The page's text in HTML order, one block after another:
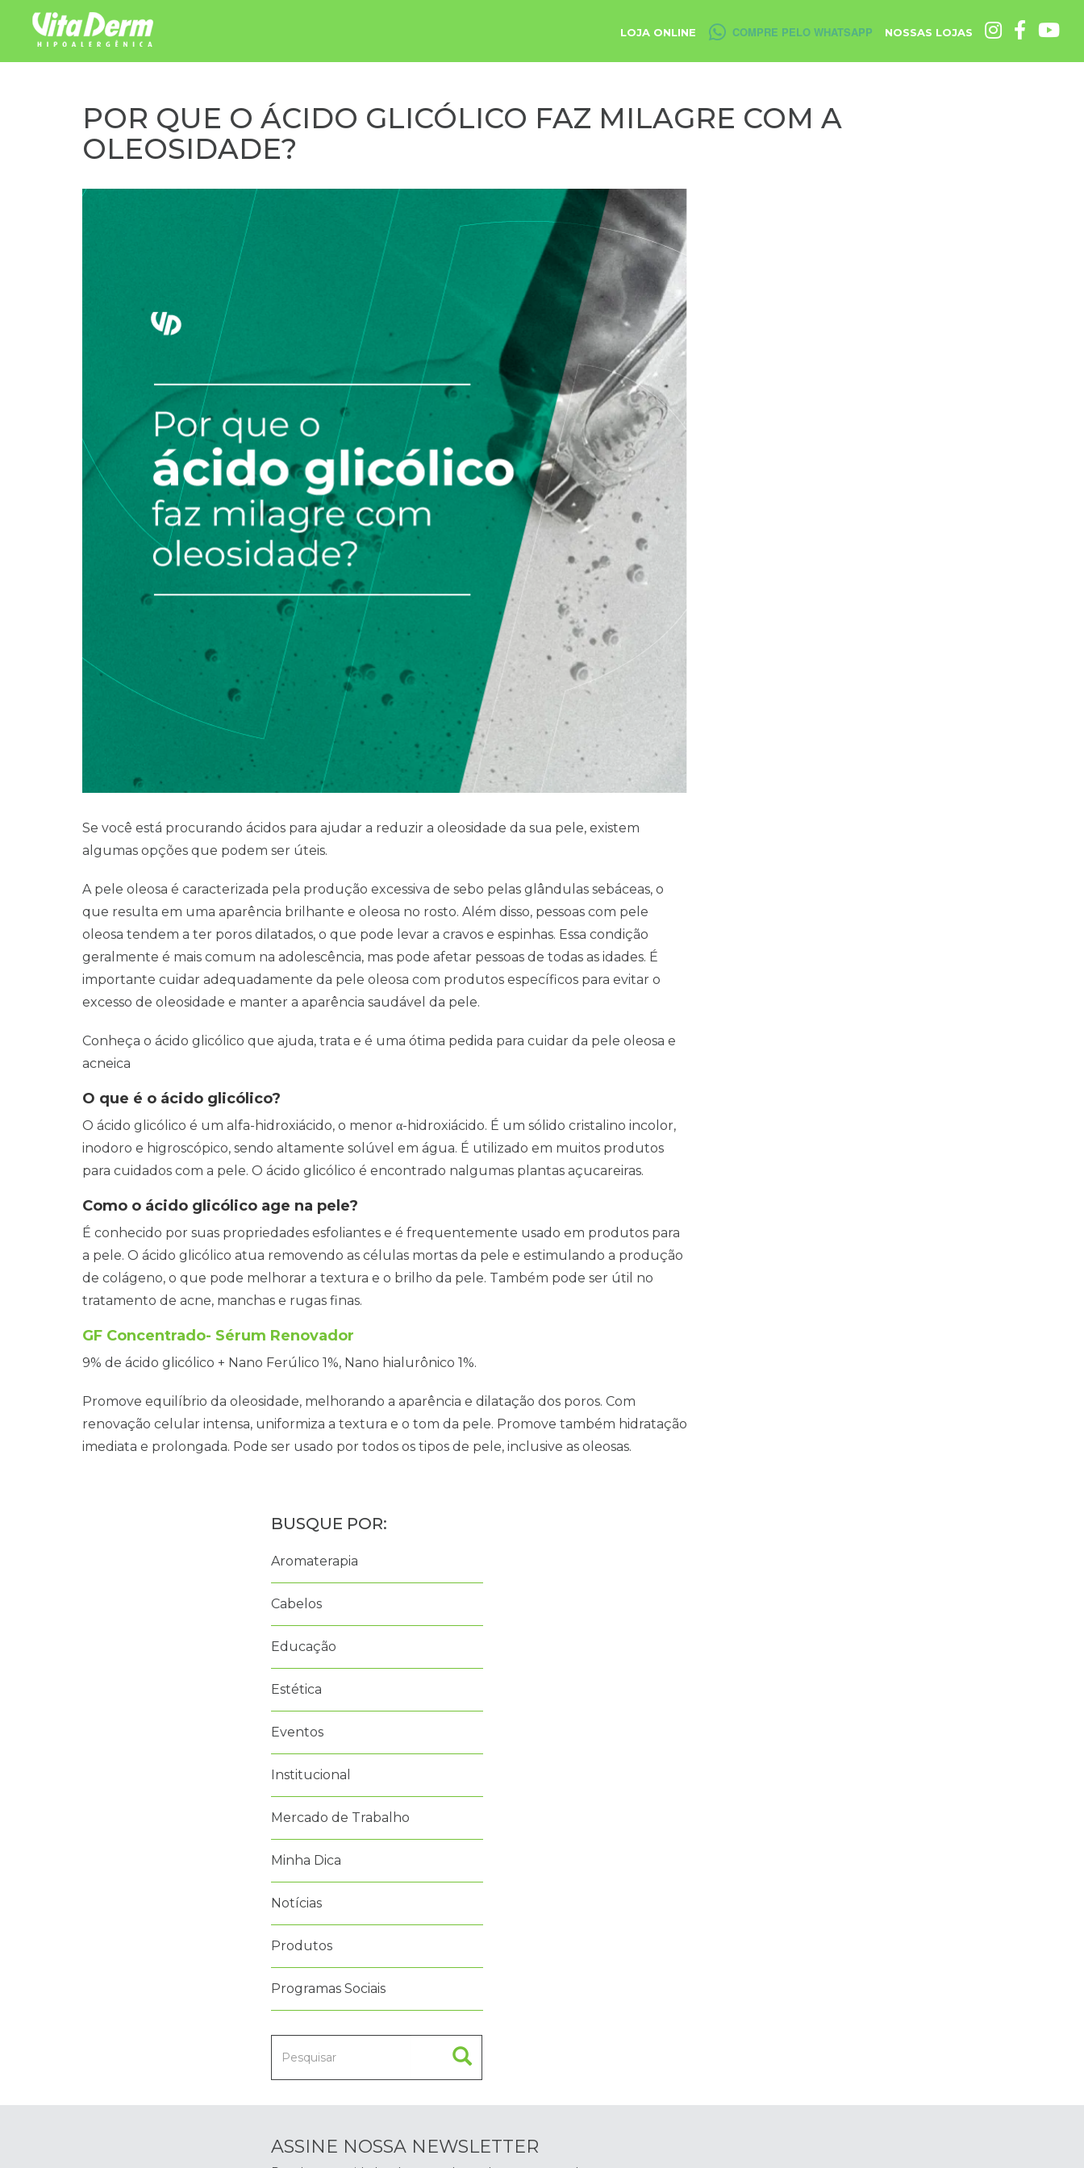
LOJA ONLINE COMPRE PELO WHATSAPP NOSSAS LOJAS
POR QUE O ÁCIDO GLICÓLICO FAZ MILAGRE COM A
OLEOSIDADE?
Se você está procurando ácidos para ajudar a reduzir a oleosidade da sua pele, existem
algumas opções que podem ser úteis.
A pele oleosa é caracterizada pela produção excessiva de sebo pelas glândulas sebáceas, o
que resulta em uma aparência brilhante e oleosa no rosto. Além disso, pessoas com pele
oleosa tendem a ter poros dilatados, o que pode levar a cravos e espinhas. Essa condição
geralmente é mais comum na adolescência, mas pode afetar pessoas de todas as idades. É
importante cuidar adequadamente da pele oleosa com produtos específicos para evitar o
excesso de oleosidade e manter a aparência saudável da pele.
Conheça o ácido glicólico que ajuda, trata e é uma ótima pedida para cuidar da pele oleosa e
acneica
O que é o ácido glicólico?
O ácido glicólico é um alfa-hidroxiácido, o menor α-hidroxiácido. É um sólido cristalino incolor,
inodoro e higroscópico, sendo altamente solúvel em água. É utilizado em muitos produtos
para cuidados com a pele. O ácido glicólico é encontrado nalgumas plantas açucareiras.
Como o ácido glicólico age na pele?
É conhecido por suas propriedades esfoliantes e é frequentemente usado em produtos para
a pele. O ácido glicólico atua removendo as células mortas da pele e estimulando a produção
de colágeno, o que pode melhorar a textura e o brilho da pele. Também pode ser útil no
tratamento de acne, manchas e rugas finas.
GF Concentrado- Sérum Renovador
9% de ácido glicólico + Nano Ferúlico 1%, Nano hialurônico 1%.
Promove equilíbrio da oleosidade, melhorando a aparência e dilatação dos poros. Com
renovação celular intensa, uniformiza a textura e o tom da pele. Promove também hidratação
imediata e prolongada. Pode ser usado por todos os tipos de pele, inclusive as oleosas.
Aromaterapia
Cabelos
Educação
Estética
Eventos
Institucional
Mercado de Trabalho
Minha Dica
Notícias
Produtos
Programas Sociais
ASSINE NOSSA NEWSLETTER